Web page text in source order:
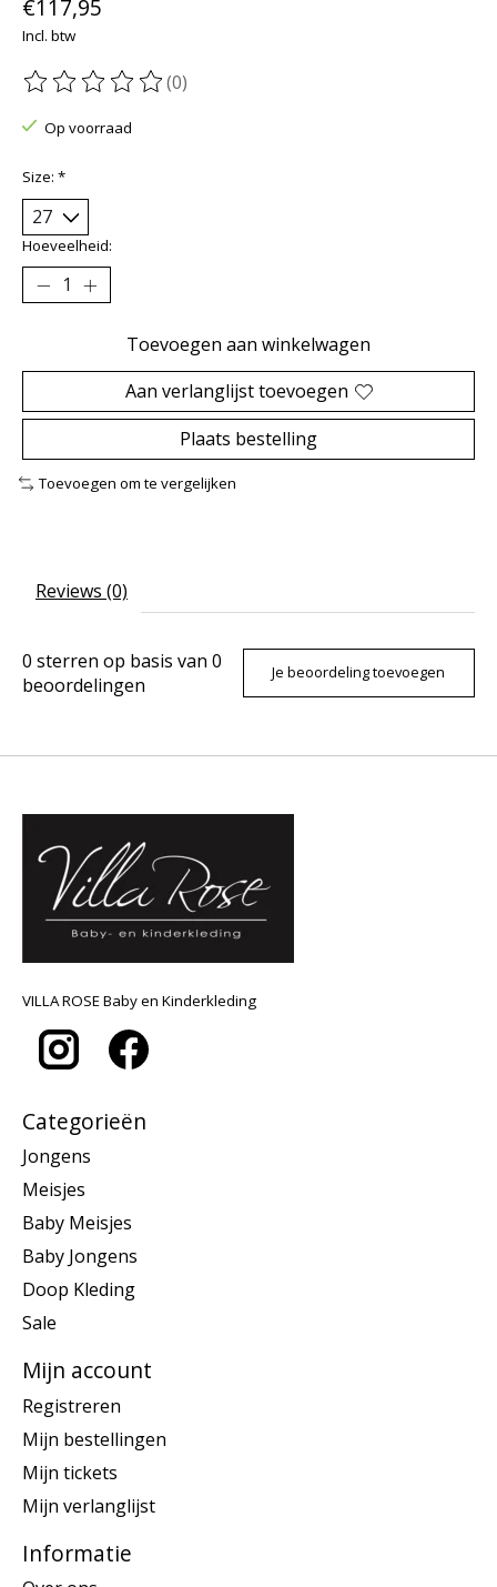
€117,95
Incl. btw
De beoordeling van dit product is
(0)
Op voorraad
Size: *
Hoeveelheid:
Toevoegen aan winkelwagen
Aan verlanglijst toevoegen
Plaats bestelling
Toevoegen om te vergelijken
Reviews (0)
0 sterren op basis van 0
beoordelingen
Je beoordeling toevoegen
VILLA ROSE Baby en Kinderkleding
Categorieën
Jongens
Meisjes
Baby Meisjes
Baby Jongens
Doop Kleding
Sale
Mijn account
Registreren
Mijn bestellingen
Mijn tickets
Mijn verlanglijst
Informatie